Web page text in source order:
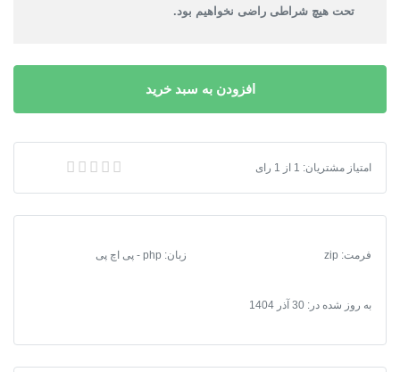
تحت هیچ شراطی راضی نخواهیم بود.
افزودن به سبد خرید
وب‌سرویس جوک با بیش از 20 هزار جوک
امتیاز مشتریان: 1 از 1 رای
فرمت:
zip زبان: php - پی اچ پی
به روز شده در: 30 آذر 1404